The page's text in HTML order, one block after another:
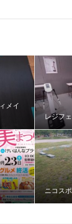
メイ
レジフ
ニコス